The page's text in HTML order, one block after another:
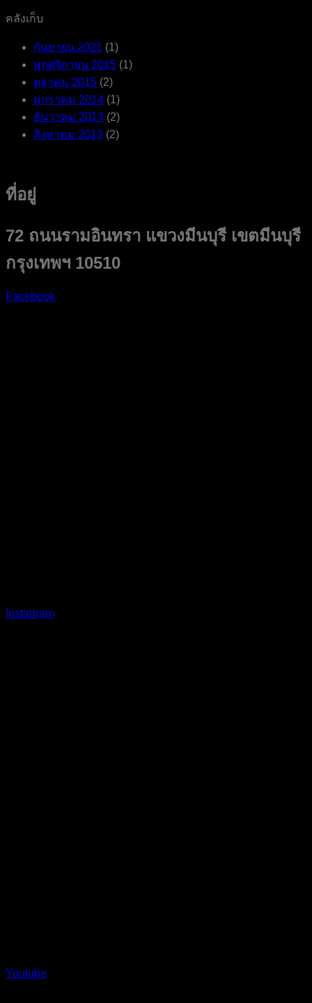
คลังเก็บ
กันยายน 2021 (1)
พฤศจิกายน 2015 (1)
ตุลาคม 2015 (2)
มกราคม 2014 (1)
ธันวาคม 2013 (2)
สิงหาคม 2013 (2)
ที่อยู่
72 ถนนรามอินทรา แขวงมีนบุรี เขตมีนบุรี
กรุงเทพฯ 10510
Facebook
Instagram
Youtube